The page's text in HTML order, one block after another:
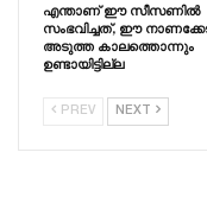
എന്താണ് ഈ സീസണിൽ
സംഭവിച്ചത്, ഈ
അടുത്ത കാലത്തൊന്നും
ഉണ്ടായിട്ടില്ല
PREV NEXT